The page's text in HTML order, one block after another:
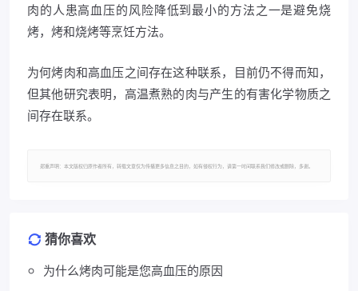
肉的人患高血压的风险降低到最小的方法之一是避免烧
烤，烤和烧烤等烹饪方法。
为何烤肉和高血压之间存在这种联系，目前仍不得而知，
但其他研究表明，高温煮熟的肉与产生的有害化学物质之
间存在联系。
郑重声明：本文版权归原作者所有，转载文章仅为传播更多信息之目的，如有侵权行为，请第一时间联系我们修改或删除，多谢。
猜你喜欢
为什么烤肉可能是您高血压的原因